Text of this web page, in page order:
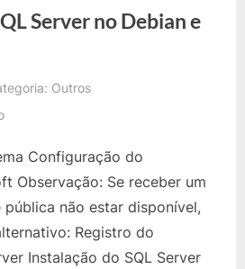
Server no Debian e
Outros
em
do
SQL
no
Debian
e
Configuração do
Observação: Se receber um
não estar disponível,
Registro do
Instalação do SQL Server